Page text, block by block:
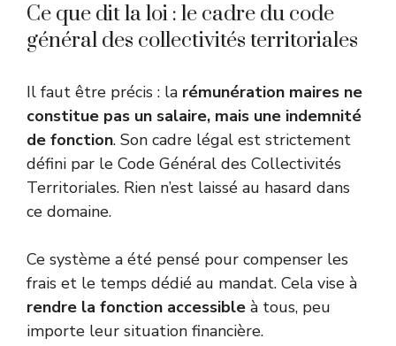
Ce que dit la loi : le cadre du code
général des collectivités territoriales
Il faut être précis : la rémunération maires ne
constitue pas un salaire, mais une indemnité
de fonction. Son cadre légal est strictement
défini par le Code Général des Collectivités
Territoriales. Rien n’est laissé au hasard dans
ce domaine.
Ce système a été pensé pour compenser les
frais et le temps dédié au mandat. Cela vise à
rendre la fonction accessible à tous, peu
importe leur situation financière.